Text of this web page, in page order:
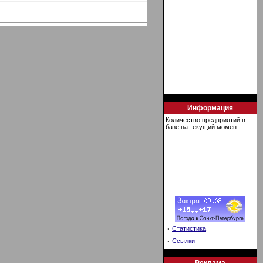
Информация
Количество предприятий в
базе на текущий момент:
· Статистика
· Ссылки